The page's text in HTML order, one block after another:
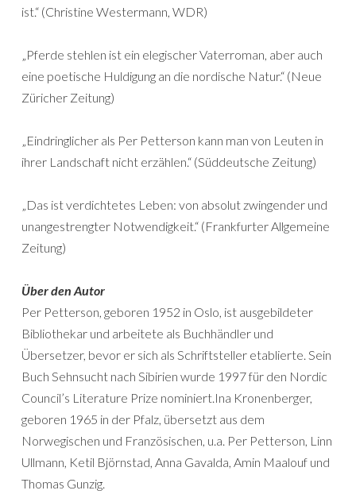
ist.“ (Christine Westermann, WDR)
„Pferde stehlen ist ein elegischer Vaterroman, aber auch
eine poetische Huldigung an die nordische Natur.“ (Neue
Züricher Zeitung)
„Eindringlicher als Per Petterson kann man von Leuten in
ihrer Landschaft nicht erzählen.“ (Süddeutsche Zeitung)
„Das ist verdichtetes Leben: von absolut zwingender und
unangestrengter Notwendigkeit.“ (Frankfurter Allgemeine
Zeitung)
Über den Autor
Per Petterson, geboren 1952 in Oslo, ist ausgebildeter
Bibliothekar und arbeitete als Buchhändler und
Übersetzer, bevor er sich als Schriftsteller etablierte. Sein
Buch Sehnsucht nach Sibirien wurde 1997 für den Nordic
Council’s Literature Prize nominiert.Ina Kronenberger,
geboren 1965 in der Pfalz, übersetzt aus dem
Norwegischen und Französischen, u.a. Per Petterson, Linn
Ullmann, Ketil Björnstad, Anna Gavalda, Amin Maalouf und
Thomas Gunzig.